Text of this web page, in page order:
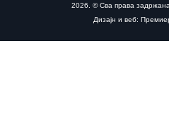
2026. © Сва права
Дизајн и веб: